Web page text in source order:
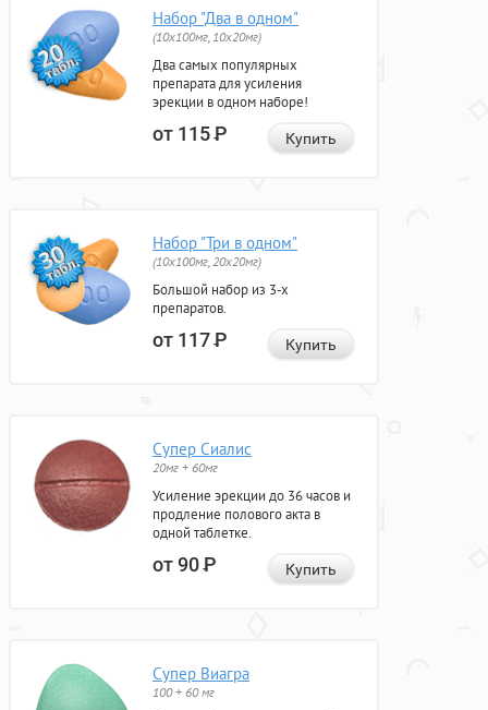
Набор "Два в одном"
(10x100мг, 10x20мг)
Два самых популярных
препарата для усиления
эрекции в одном наборе!
от 115Р Купить
Набор "Три в одном"
(10x100мг, 20x20мг)
Большой набор из 3-х
препаратов.
от 117Р Купить
Супер Сиалис
20мг + 60мг
Усиление эрекции до 36 часов и
продление полового акта в
одной таблетке.
от 90Р Купить
Супер Виагра
100 + 60 мг